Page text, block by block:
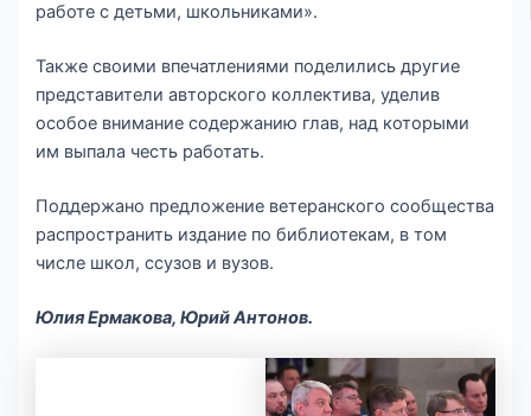
работе с детьми, школьниками».
Также своими впечатлениями поделились другие
представители авторского коллектива, уделив
особое внимание содержанию глав, над которыми
им выпала честь работать.
Поддержано предложение ветеранского сообщества
распространить издание по библиотекам, в том
числе школ, ссузов и вузов.
Юлия Ермакова, Юрий Антонов.